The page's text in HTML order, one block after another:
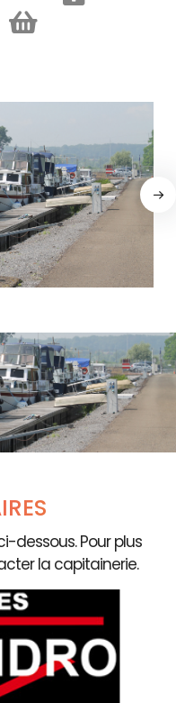
dessous. Pour plus
la capitainerie.